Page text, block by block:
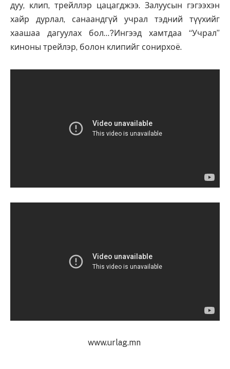
дуу, клип, трейллэр цацагджээ. Залуусын гэгээхэн
хайр дурлал, санаандгүй учрал тэдний түүхийг
хаашаа дагуулах бол…?Ингээд хамтдаа “Учрал”
киноны трейлэр, болон клипийг сонирхоё.
www.urlag.mn